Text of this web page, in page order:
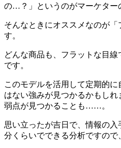
の…？」というのがマーケター
そんなときにオススメなのが
す。
どんな商品も、フラットな目
です。
このモデルを活用して定期的
はない強みが見つかるかもし
弱点が見つかることも……。
思い立ったが吉日で、情報の
分くらいでできる分析ですので